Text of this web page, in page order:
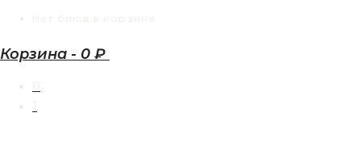
Нет блюд в корзине.
Корзина - 0 ₽
0
1